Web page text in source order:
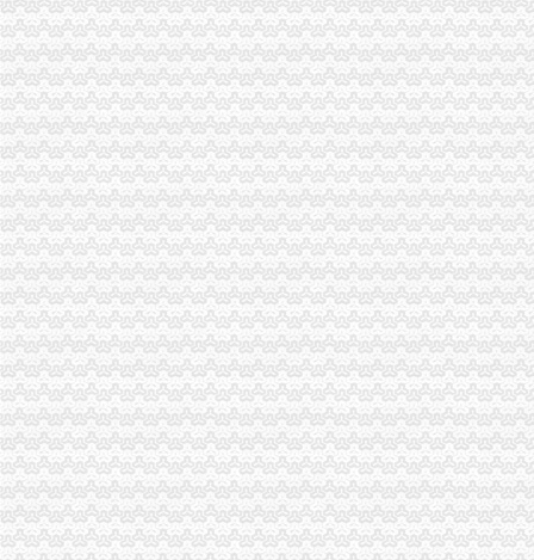
恒力城二手房房源信息,2室2厅,86.0平方米,南北朝向,售价仅340.
www.yjrc.net江本地大型求职招聘平台面向江东春西企业
台山防化靴公司-台山防化靴厂家-|必途台山防化靴公司排行榜
深圳市伏荣科技开发有限公司招聘外贸业务员（应届生）_深圳校园招聘
IBS珠海夏令营价目一览表-iBS外语学院
花卉园注册外贸公司
江东花卉园艺设计人才|江东花卉园艺设计个人简历汇总|江东花卉园艺
霍邱县恒兴园苗木花卉有限公司_安徽省_六安市_企业在线
获得注册登记的出境水果果园和包装厂名单（2007.12.28）-食品商务
广州苗欣园艺作物种植技术有限公司-中国贸易网-会员网站
花卉园艺公司注册流程及费用（西安创业新政策）
回兴注册外贸公司
那一家的毛线好-编织人生
外贸企业出口退税计算及账务处理举例doc下载_爱问共享资料
诚招联通直拨卡代理-青青岛社区
利用香港公司怎么降低外贸成本【今日推荐网】
中国声级计页|名录_中国声级计公司|厂家-八方资源网声级计页
渝北区注册外贸公司流程
重庆对外经贸（集团）有限公司_【电话地址_招聘信息_注册信息_信用
西永综合保税区建设专题
上海国内海运、上海海运公司、上海水运公司、上海海运价格报价,
注册徐汇区外贸公司流程上海迪米告诉您—徐汇区—其它—快点8分类